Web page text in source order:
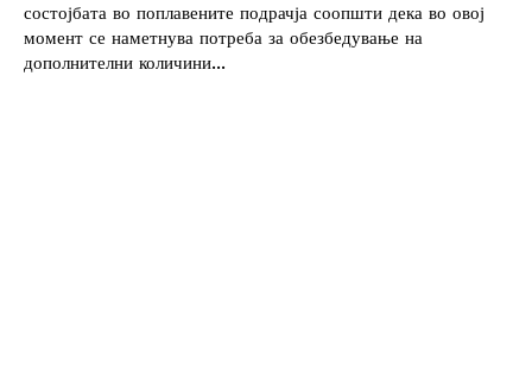
состојбата во поплавените подрачја соопшти дека во овој
момент се наметнува потреба за обезбедување на
дополнителни количини...